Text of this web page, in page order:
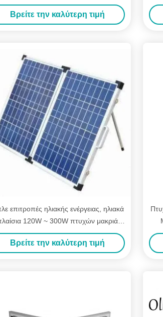
ήλιου ηλιακού πλαισίου αποδοτικός
Βρείτε την καλύτερη τιμή
επιτροπές ηλιακής ενέργειας, ηλιακά
120W ~ 300W πτυχών μακριά
διαθέσιμα
Βρείτε την καλύτερη τιμή